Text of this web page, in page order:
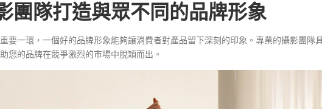
團隊打造與眾不同的品牌形象
要一環，一個好的品牌形象能夠讓消費者對產品留下深刻的印象。專業的攝影團
您的品牌在競爭激烈的市場中脫穎而出。